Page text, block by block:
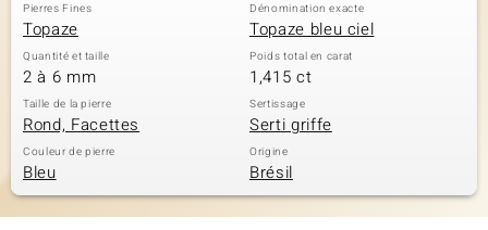
Pierres Fines
Topaze
Dénomination exacte
Topaze bleu ciel
Quantité et taille
2 à 6 mm
Poids total en carat
1,415 ct
Taille de la pierre
Rond, Facettes
Sertissage
Serti griffe
Couleur de pierre
Bleu
Origine
Brésil